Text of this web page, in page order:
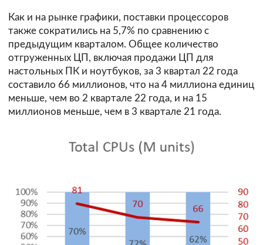
Как и на рынке графики, поставки процессоров
также сократились на 5,7% по сравнению с
предыдущим кварталом. Общее количество
отгруженных ЦП, включая продажи ЦП для
настольных ПК и ноутбуков, за 3 квартал 22 года
составило 66 миллионов, что на 4 миллиона единиц
меньше, чем во 2 квартале 22 года, и на 15
миллионов меньше, чем в 3 квартале 21 года.